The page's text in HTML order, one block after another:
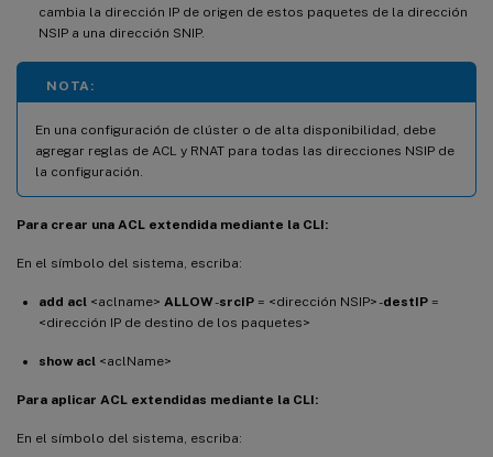
cambia la dirección IP de origen de estos paquetes de la dirección
NSIP a una dirección SNIP.
NOTA:
En una configuración de clúster o de alta disponibilidad, debe
agregar reglas de ACL y RNAT para todas las direcciones NSIP de
la configuración.
Para crear una ACL extendida mediante la CLI:
En el símbolo del sistema, escriba:
add acl <aclname> ALLOW-srcIP = <dirección NSIP> -destIP =
<dirección IP de destino de los paquetes>
show acl <aclName>
Para aplicar ACL extendidas mediante la CLI:
En el símbolo del sistema, escriba: